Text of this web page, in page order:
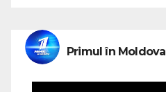
Primul în Moldova